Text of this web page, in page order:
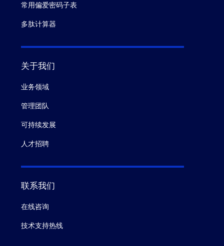
常用偏爱密码子表
多肽计算器
关于我们
业务领域
管理团队
可持续发展
人才招聘
联系我们
在线咨询
技术支持热线